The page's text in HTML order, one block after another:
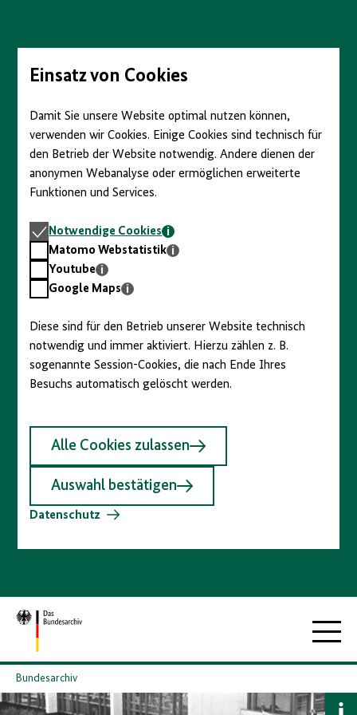
Seiteninhalt
springenEinsatz von Cookies
Damit Sie unsere Website optimal nutzen können,
verwenden wir Cookies. Einige Cookies sind technisch für
den Betrieb der Website notwendig. Andere dienen der
anonymen Webanalyse oder ermöglichen erweiterte
Funktionen und Services.
Notwendige
Cookies
Notwendige Cookies
Matomo
Webstatistik
Matomo Webstatistik
Youtube
Youtube
GoogleGoogle Maps
Diese sind für den Betrieb unserer Website technisch
notwendig und immer aktiviert. Hierzu zählen z. B.
sogenannte Session-Cookies, die nach Ende Ihres
Besuchs automatisch gelöscht werden.
Alle Cookies zulassen
Auswahl bestätigen
Datenschutz
Zur
Startseite
Bundesarchiv